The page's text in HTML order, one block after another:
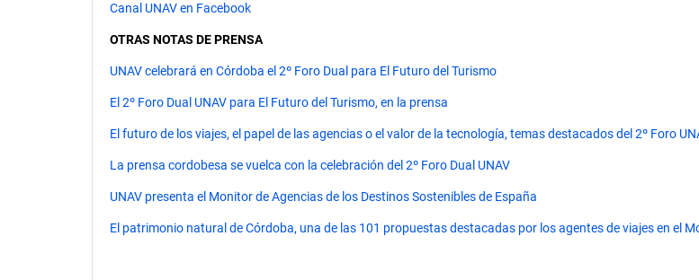
Canal UNAV en Facebook
OTRAS NOTAS DE PRENSA
UNAV celebrará en Córdoba el 2º Foro Dual para El Futuro del Turismo
El 2º Foro Dual UNAV para El Futuro del Turismo, en la prensa
El futuro de los viajes, el papel de las agencias o el valor de la tecnología, temas destacados del 2º Foro
La prensa cordobesa se vuelca con la celebración del 2º Foro Dual UNAV
UNAV presenta el Monitor de Agencias de los Destinos Sostenibles de España
El patrimonio natural de Córdoba, una de las 101 propuestas destacadas por los agentes de viajes en el